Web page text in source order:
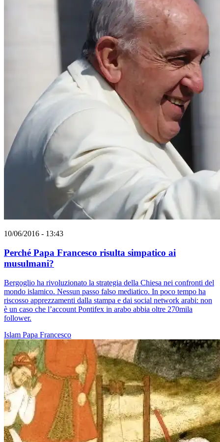
10/06/2016 - 13:43
Perché Papa Francesco risulta simpatico ai
musulmani?
Bergoglio ha rivoluzionato la strategia della Chiesa nei confronti del
mondo islamico. Nessun passo falso mediatico. In poco tempo ha
riscosso apprezzamenti dalla stampa e dai social network arabi: non
è un caso che l’account Pontifex in arabo abbia oltre 270mila
follower.
Islam Papa Francesco